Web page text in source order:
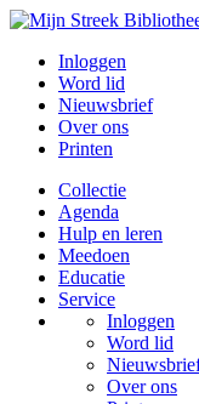
Inloggen
Word lid
Nieuwsbrief
Over ons
Printen
Collectie
Agenda
Hulp en leren
Meedoen
Educatie
Service
Inloggen
Word lid
Over ons